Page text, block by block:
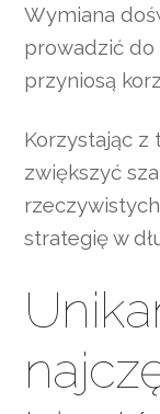
Wymiana
prowadzić
przyniosą
Korzystając z
zwiększyć
strategię w